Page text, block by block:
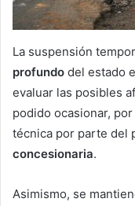
La suspensión
profundo del estado
evaluar las posibles
podido ocasionar,
técnica por parte del
concesionaria.
Asimismo, se